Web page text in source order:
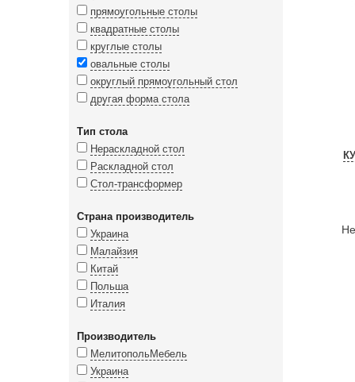
прямоугольные столы
квадратные столы
круглые столы
овальные столы
округлый прямоугольный стол
другая форма стола
Тип стола
Нераскладной стол
Раскладной стол
Стол-трансформер
Страна производитель
Украина
Малайзия
Китай
Польша
Италия
Производитель
МелитопольМебель
Украина